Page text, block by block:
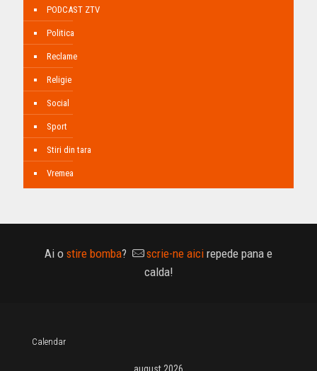
PODCAST ZTV
Politica
Reclame
Religie
Social
Sport
Stiri din tara
Vremea
Ai o stire bomba? scrie-ne aici repede pana e
calda!
Calendar